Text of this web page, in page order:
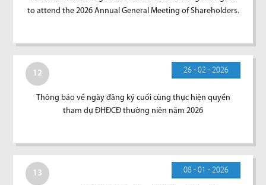
to attend the 2026 Annual General Meeting of Shareholders.
12 26 - 02 - 2026
Thông báo về ngày đăng ký cuối cùng thực hiện quyền
tham dự ĐHĐCĐ thường niên năm 2026
13 08 - 01 - 2026